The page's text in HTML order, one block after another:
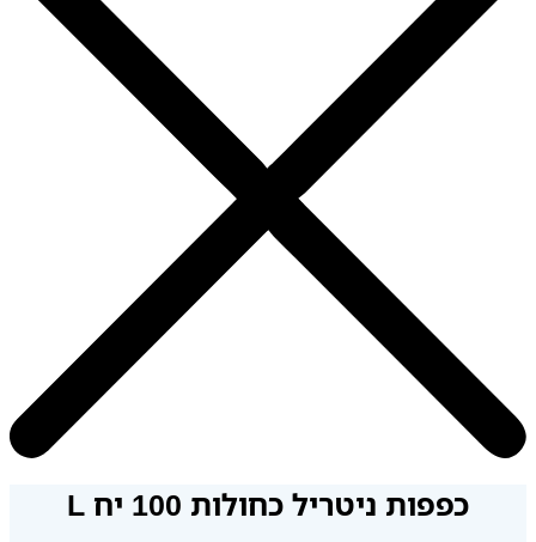
כפפות ניטריל כחולות 100 יח L